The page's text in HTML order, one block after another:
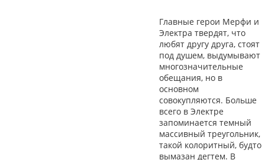
Главные герои Мерфи и
Электра твердят, что
любят другу друга, стоят
под душем, выдумывают
многозначительные
обещания, но в
основном
совокупляются. Больше
всего в Электре
запоминается темный
массивный треугольник,
такой колоритный, будто
вымазан дегтем. В